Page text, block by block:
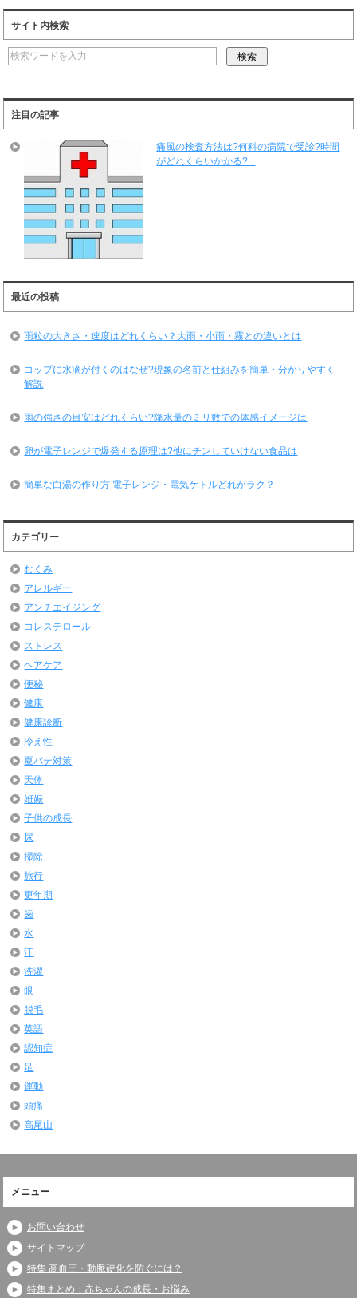
サイト内検索
注目の記事
痛風の検査方法は?何科の病院で受診?時間
がどれくらいかかる?...
最近の投稿
雨粒の大きさ・速度はどれくらい？大雨・小雨・霧との違いとは
コップに水滴が付くのはなぜ?現象の名前と仕組みを簡単・分かりやすく
解説
雨の強さの目安はどれくらい?降水量のミリ数での体感イメージは
卵が電子レンジで爆発する原理は?他にチンしていけない食品は
簡単な白湯の作り方 電子レンジ・電気ケトルどれがラク？
カテゴリー
むくみ
アレルギー
アンチエイジング
コレステロール
ストレス
ヘアケア
便秘
健康
健康診断
冷え性
夏バテ対策
天体
姙娠
子供の成長
尿
掃除
旅行
更年期
歯
水
汗
洗濯
眼
脱毛
英語
認知症
足
運動
頭痛
高尾山
メニュー
お問い合わせ
サイトマップ
特集 高血圧・動脈硬化を防ぐには？
特集まとめ：赤ちゃんの成長・お悩み